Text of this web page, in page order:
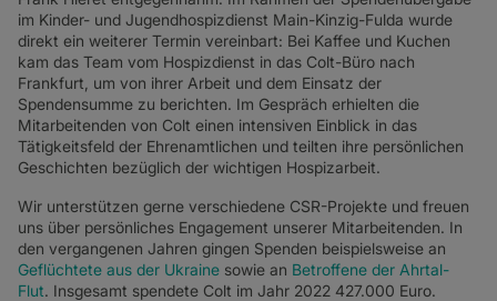
SD-WAN + SASE
LAN + DRAHTLOSES LAN
ALLE NETZWERKDIENSTE
im Kinder- und Jugendhospizdienst Main-Kinzig-Fulda wurde
direkt ein weiterer Termin vereinbart: Bei Kaffee und Kuchen
kam das Team vom Hospizdienst in das Colt-Büro nach
Frankfurt, um von ihrer Arbeit und dem Einsatz der
Spendensumme zu berichten. Im Gespräch erhielten die
Mitarbeitenden von Colt einen intensiven Einblick in das
Tätigkeitsfeld der Ehrenamtlichen und teilten ihre persönlichen
Geschichten bezüglich der wichtigen Hospizarbeit.
Wir unterstützen gerne verschiedene CSR-Projekte und freuen
uns über persönliches Engagement unserer Mitarbeitenden. In
den vergangenen Jahren gingen Spenden beispielsweise an
Geflüchtete aus der Ukraine sowie an Betroffene der Ahrtal-
Flut. Insgesamt spendete Colt im Jahr 2022 427.000 Euro.